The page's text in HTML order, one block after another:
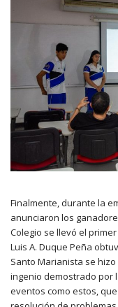
Finalmente, durante la
anunciaron los
Colegio se llevó el
Luis A. Duque Peña
Santo Marianista se
ingenio demostrado por
eventos como estos,